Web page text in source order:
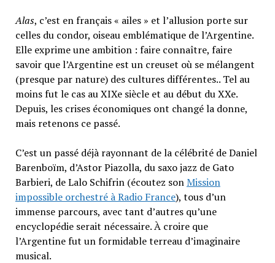
Alas, c’est en français « ailes » et l’allusion porte sur
celles du condor, oiseau emblématique de l’Argentine.
Elle exprime une ambition : faire connaître, faire
savoir que l’Argentine est un creuset où se mélangent
(presque par nature) des cultures différentes.. Tel au
moins fut le cas au XIXe siècle et au début du XXe.
Depuis, les crises économiques ont changé la donne,
mais retenons ce passé.
C’est un passé déjà rayonnant de la célébrité de Daniel
Barenboïm, d’Astor Piazolla, du saxo jazz de Gato
Barbieri, de Lalo Schifrin (écoutez sonMission
impossible orchestré à Radio France), tous d’un
immense parcours, avec tant d’autres qu’une
encyclopédie serait nécessaire. À croire que
l’Argentine fut un formidable terreau d’imaginaire
musical.